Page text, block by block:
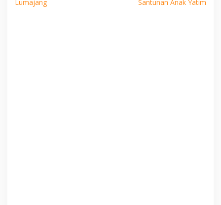
Lumajang Santunan Anak Yatim